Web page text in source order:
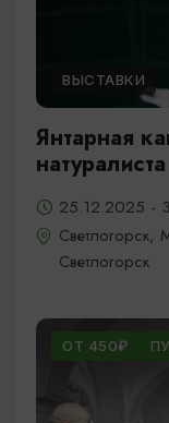
ВЫСТАВКИ
Янтарная
натуралиста
25.12.2025 -
Светлогорск,
Светлогорск
ОТ 450₽